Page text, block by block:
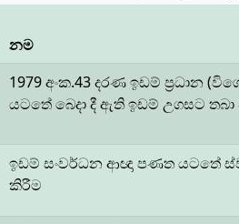
නම
1979 අංක.43 දරණ ඉඩම් ප්‍රධාන
යටතේ බෙදා දී ඇති ඉඩම් උගසට
ඉඩම් සංවර්ධන ආඥා පණත යටතේ
කිරීම